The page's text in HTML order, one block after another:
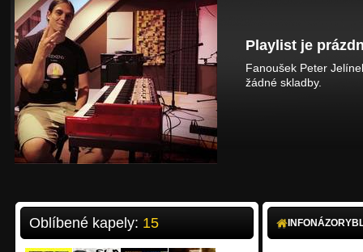
Playlist je
Fanoušek Peter
žádné skladby.
Oblíbené kapely: 15 INFONÁZORY